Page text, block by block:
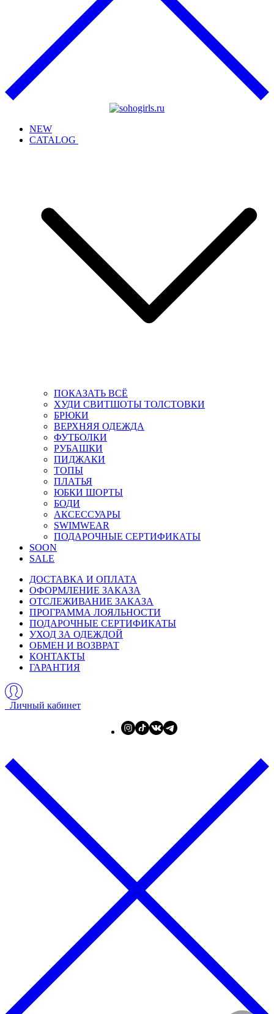
NEW
CATALOG
ПОКАЗАТЬ ВСЁ
ХУДИ СВИТШОТЫ ТОЛСТОВКИ
БРЮКИ
ВЕРХНЯЯ ОДЕЖДА
ФУТБОЛКИ
РУБАШКИ
ПИДЖАКИ
ТОПЫ
ПЛАТЬЯ
ЮБКИ ШОРТЫ
БОДИ
АКСЕССУАРЫ
SWIMWEAR
ПОДАРОЧНЫЕ СЕРТИФИКАТЫ
SOON
SALE
ДОСТАВКА И ОПЛАТА
ОФОРМЛЕНИЕ ЗАКАЗА
ОТСЛЕЖИВАНИЕ ЗАКАЗА
ПРОГРАММА ЛОЯЛЬНОСТИ
ПОДАРОЧНЫЕ СЕРТИФИКАТЫ
УХОД ЗА ОДЕЖДОЙ
ОБМЕН И ВОЗВРАТ
КОНТАКТЫ
ГАРАНТИЯ
Личный кабинет